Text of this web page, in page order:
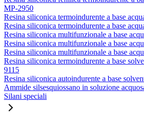
MP-2950
Resina siliconica termoindurente a base
Resina siliconica termoindurente a base
Resina siliconica multifunzionale a base
Resina siliconica multifunzionale a base
Resina siliconica multifunzionale a base
Resina siliconica termoindurente a base
9115
Resina siliconica autoindurente a base
Ammide silsesquiossano in soluzione
Silani speciali